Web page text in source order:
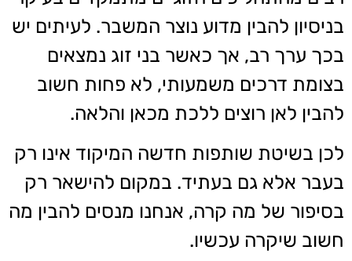
בניסיון להבין מדוע נוצר המשבר. לעיתים יש
בכך ערך רב, אך כאשר בני זוג נמצאים
בצומת דרכים משמעותי, לא פחות חשוב
להבין לאן רוצים ללכת מכאן והלאה.
לכן בשיטת שותפות חדשה המיקוד אינו רק
בעבר אלא גם בעתיד. במקום להישאר רק
בסיפור של מה קרה, אנחנו מנסים להבין מה
חשוב שיקרה עכשיו.